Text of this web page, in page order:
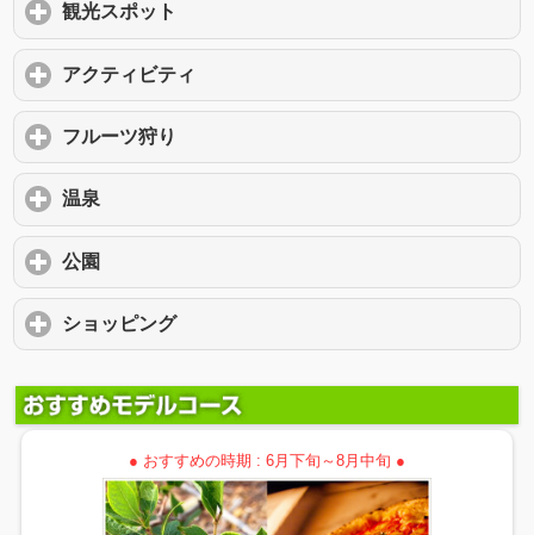
観光スポット
アクティビティ
フルーツ狩り
温泉
公園
ショッピングclick to expand contents
● おすすめの時期 : 6月下旬～8月中旬 ●